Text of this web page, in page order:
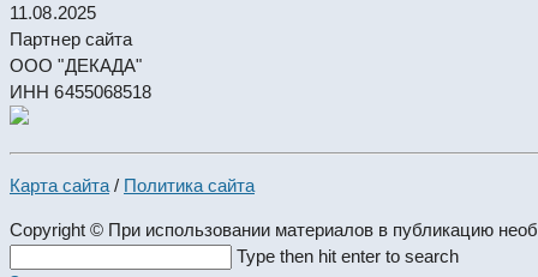
11.08.2025
Партнер сайта
ООО "ДЕКАДА"
ИНН 6455068518
Карта сайта / Политика сайта
Copyright © При использовании материалов в публикацию
Type then hit enter to search